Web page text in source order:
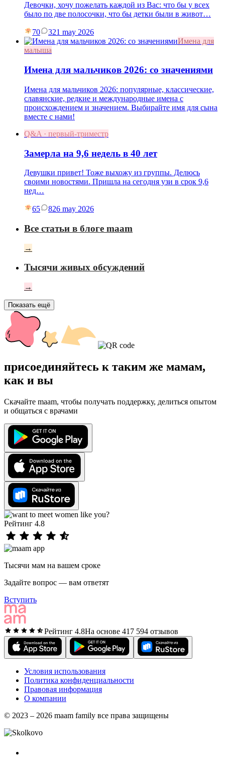
Девочки, хочу пожелать каждой из Вас: что бы у всех
было по две полосочки, что бы детки были в живот…
70 321 may 2026
Имена для
малыша
Имена для мальчиков 2026: со значениями
Имена для мальчиков 2026: популярные, классические,
славянские, редкие и международные имена с
происхождением и значением. Выбирайте имя для сына
вместе с нами!
Q&A · первый-триместр
Замерла на 9,6 недель в 40 лет
Девушки привет! Тоже выхожу из группы. Делюсь
своими новостями. Пришла на сегодня узи в срок 9,6
нед…
65 826 may 2026
Все статьи в блоге maam
→
Тысячи живых обсуждений
→
Показать ещё
присоединяйтесь к таким же мамам,
как и вы
Скачайте maam, чтобы получать поддержку, делиться опытом
и общаться с врачами
Рейтинг 4.8
Тысячи мам на вашем сроке
Задайте вопрос — вам ответят
Вступить
Рейтинг 4.8На основе 417 594 отзывов
Условия использования
Политика конфиденциальности
Правовая информация
О компании
© 2023 – 2026 maam family все права защищены